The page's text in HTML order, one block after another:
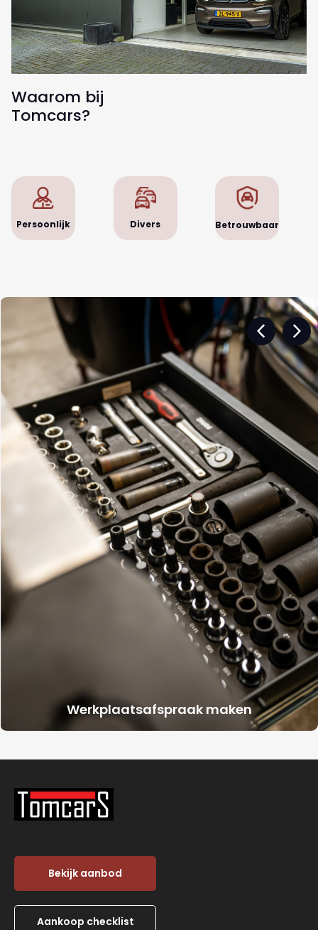
Waarom bij
Tomcars?
Persoonlijk Divers Betrouwbaar
Werkplaatsafspraak maken
Bekijk aanbod
Aankoop checklist